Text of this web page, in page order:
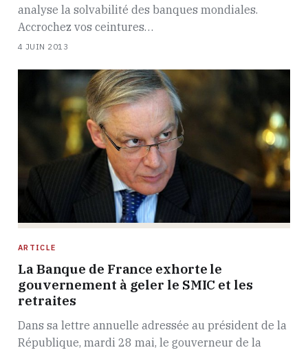
analyse la solvabilité des banques mondiales.
Accrochez vos ceintures…
4 JUIN 2013
ARTICLE
La Banque de France exhorte le
gouvernement à geler le SMIC et les
retraites
Dans sa lettre annuelle adressée au président de la
République, mardi 28 mai, le gouverneur de la